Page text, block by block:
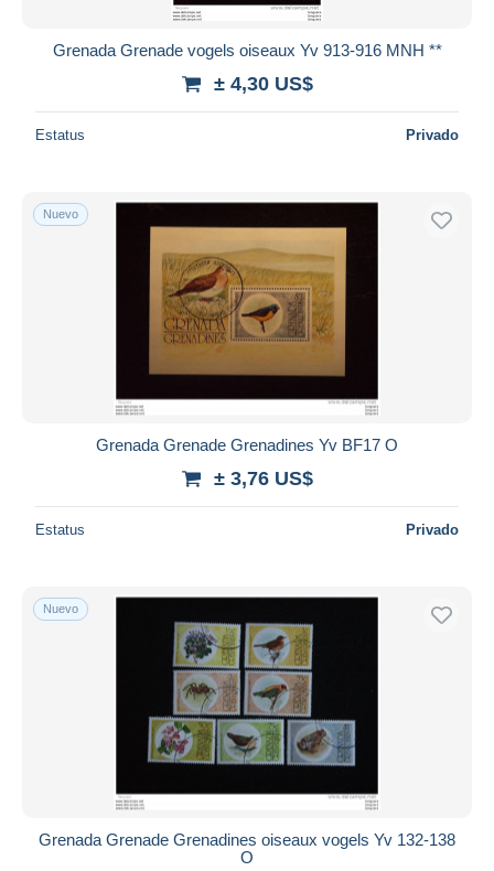
Grenada Grenade vogels oiseaux Yv 913-916 MNH **
± 4,30 US$
Estatus Privado
Nuevo
Grenada Grenade Grenadines Yv BF17 O
± 3,76 US$
Estatus Privado
Nuevo
Grenada Grenade Grenadines oiseaux vogels Yv 132-138
O